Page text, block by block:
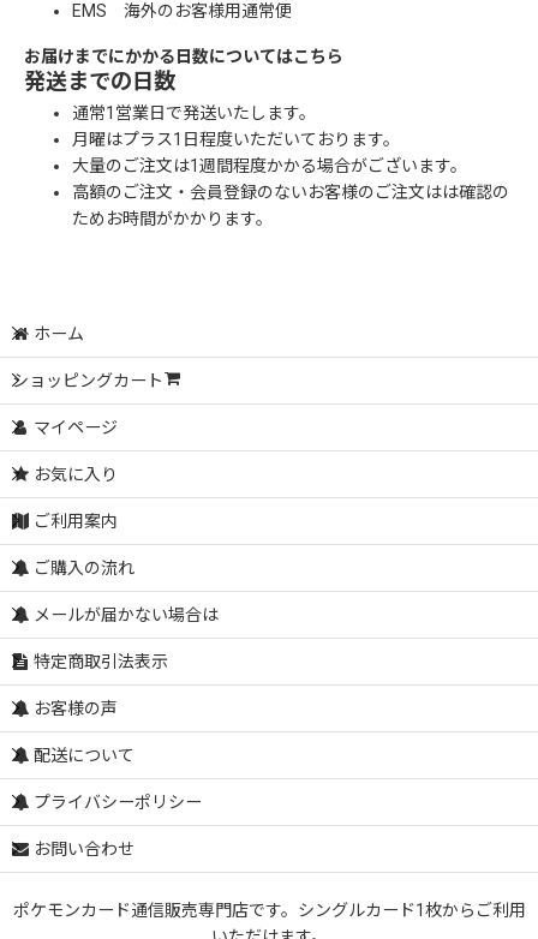
EMS 海外のお客様用通常便
お届けまでにかかる日数についてはこちら
発送までの日数
通常1営業日で発送いたします。
月曜はプラス1日程度いただいております。
大量のご注文は1週間程度かかる場合がございます。
高額のご注文・会員登録のないお客様のご注文はは確認の
ためお時間がかかります。
ホーム
ショッピングカート
マイページ
お気に入り
ご利用案内
ご購入の流れ
メールが届かない場合は
特定商取引法表示
お客様の声
配送について
プライバシーポリシー
お問い合わせ
ポケモンカード通信販売専門店です。シングルカード1枚からご利用